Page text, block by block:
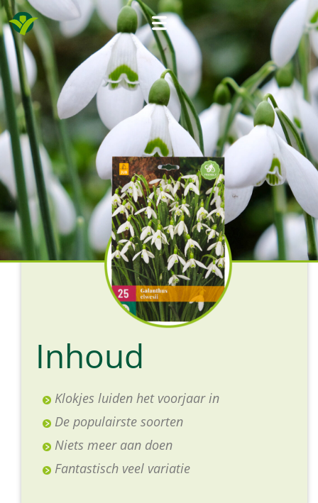
Inhoud
Klokjes luiden het voorjaar in
De populairste soorten
Niets meer aan doen
Fantastisch veel variatie